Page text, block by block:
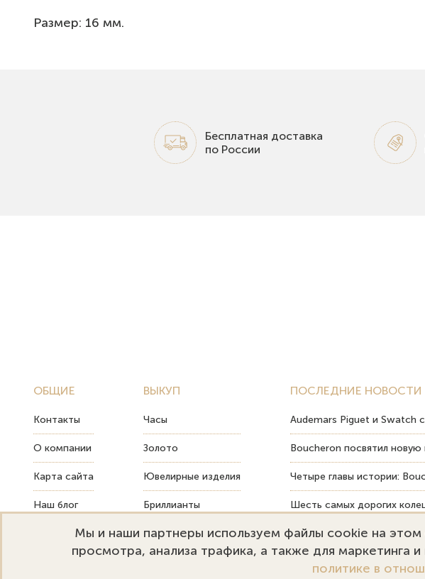
Размер: 16 мм.
Бесплатная доставка
по России
ОБЩИЕ
Контакты
О компании
Карта сайта
Наш блог
ВЫКУП
Часы
Золото
Ювелирные изделия
Бриллианты
Монеты
ПОСЛЕДНИЕ НОВОСТИ
Audemars Piguet и Swatch
Boucheron посвятил
Четыре главы истории:
Шесть самых дорогих
Как твердость
Мы и наши партнеры используем файлы cookie на этом
просмотра, анализа трафика, а также для
политике в